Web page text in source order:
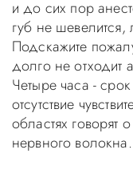
и до сих пор
губ не
Подскажите
долго не отходит
Четыре часа -
отсутствие
областях говорят
нервного волокна.